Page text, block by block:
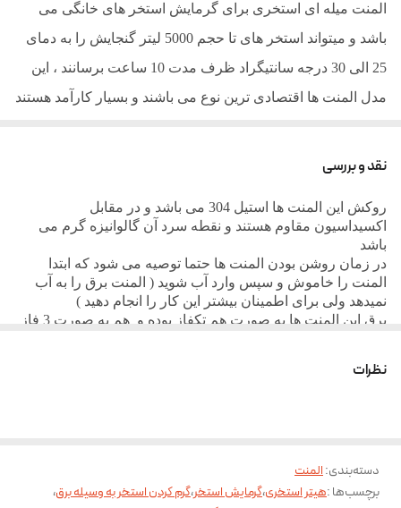
5000 لیتر
رنج دمایی 20 الی 25 درجه
المنت میله ای استخری برای گرمایش استخر های خانگی می
باشد و میتواند استخر های تا حجم 5000 لیتر گنجایش را به دمای
25 الی 30 درجه سانتیگراد ظرف مدت 10 ساعت برسانند ، این
مدل المنت ها اقتصادی ترین نوع می باشند و بسیار کارآمد هستند
نقد و بررسی
روکش این المنت ها استیل 304 می باشد و در مقابل
اکسیداسیون مقاوم هستند و نقطه سرد آن گالوانیزه گرم می
باشد
در زمان روشن بودن المنت ها حتما توصیه می شود که ابتدا
المنت را خاموش و سپس وارد آب شوید ( المنت برق را به آب
نمیدهد ولی برای اطمینان بیشتر این کار را انجام دهید )
برق این المنت ها به صورت هم تکفاز بوده و هم به صورت 3 فاز
اصلا نول نیاز ندارد
نظرات
دسته‌بندی:المنت
برچسب‌ها :هیتر استخری،گرمایش استخر،گرم کردن استخر به وسیله برق،